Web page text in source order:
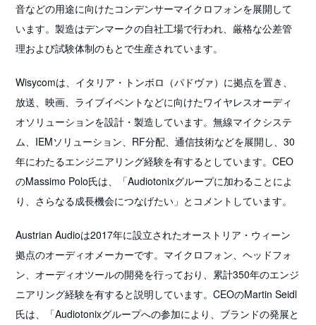
音などの用途に向けたコンデンサーマイクロフォンを展開して
います。製造はデンマークの自社工場で行われ、厳格な公差管
理および試験体制のもとで生産されています。
Wisycomは、イタリア・トンボロ（パドヴァ）に拠点を置き、
放送、映画、ライブイベントなどに向けたワイヤレスオーディ
オソリューションを設計・製造しています。無線マイクシステ
ム、IEMソリューション、RF分配、通信技術などを展開し、30
年にわたるエンジニアリング経験を有するとしています。CEO
のMassimo Polo氏は、「Audiotonixグループに加わることによ
り、さらなる成長機会につなげたい」とコメントしています。
Austrian Audioは2017年に設立されたオーストリア・ウィーン
拠点のオーディオメーカーです。マイクロフォン、ヘッドフォ
ン、オーディオツールの開発を行っており、累計350年のエンジ
ニアリング経験を有すると説明しています。CEOのMartin Seidl
氏は、「Audiotonixグループへの参加により、ブランドの発展と